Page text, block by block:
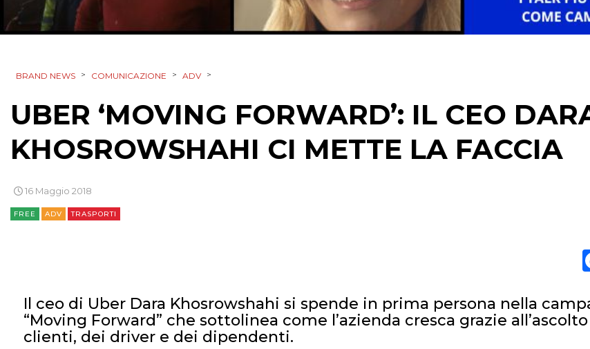
CINEMA
EDITORIA
DATI
BRAND NEWS > COMUNICAZIONE > ADV >
UBER ‘MOVING FORWARD’: IL CEO
KHOSROWSHAHI CI METTE LA FACCIA
16 Maggio 2018
FREE ADV TRASPORTI
Il ceo di Uber Dara Khosrowshahi si spende in prima persona nella
“Moving Forward” che sottolinea come l’azienda cresca grazie
clienti, dei driver e dei dipendenti.